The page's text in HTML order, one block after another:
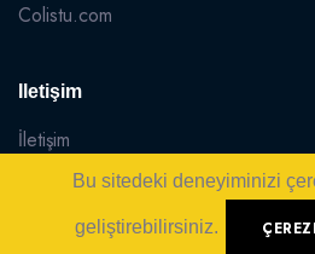
Colistu.com
Iletişim
İletişim
Sitemap
Bu sitedeki deneyiminizi
geliştirebilirsiniz.